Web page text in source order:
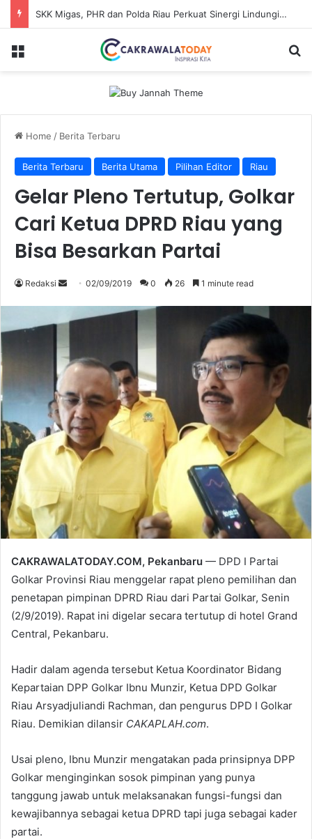
SKK Migas, PHR dan Polda Riau Perkuat Sinergi Lindungi Aset Negara demi Menjaga Ketahanan Energi Nasional
Menu
Home / Berita Terbaru
Berita Terbaru Berita Utama Pilihan Editor Riau
Gelar Pleno Tertutup, Golkar
Cari Ketua DPRD Riau yang
Bisa Besarkan Partai
Redaksi
Send
email
02/09/2019 0 26 1 minute read
CAKRAWALATODAY.COM, Pekanbaru — DPD I Partai
Golkar Provinsi Riau menggelar rapat pleno pemilihan dan
penetapan pimpinan DPRD Riau dari Partai Golkar, Senin
(2/9/2019). Rapat ini digelar secara tertutup di hotel Grand
Central, Pekanbaru.
Hadir dalam agenda tersebut Ketua Koordinator Bidang
Kepartaian DPP Golkar Ibnu Munzir, Ketua DPD Golkar
Riau Arsyadjuliandi Rachman, dan pengurus DPD I Golkar
Riau. Demikian dilansir CAKAPLAH.com.
Usai pleno, Ibnu Munzir mengatakan pada prinsipnya DPP
Golkar menginginkan sosok pimpinan yang punya
tanggung jawab untuk melaksanakan fungsi-fungsi dan
kewajibannya sebagai ketua DPRD tapi juga sebagai kader
partai.